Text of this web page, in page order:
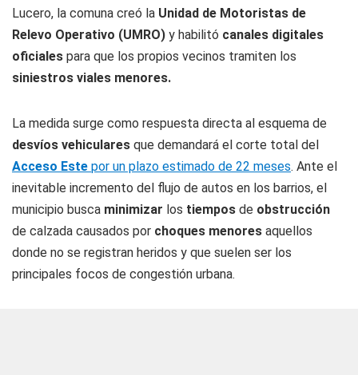
Lucero, la comuna creó la Unidad de Motoristas de
Relevo Operativo (UMRO) y habilitó canales digitales
oficiales para que los propios vecinos tramiten los
siniestros viales menores.
La medida surge como respuesta directa al esquema de
desvíos vehiculares que demandará el corte total del
Acceso Este por un plazo estimado de 22 meses. Ante el
inevitable incremento del flujo de autos en los barrios, el
municipio busca minimizar los tiempos de obstrucción
de calzada causados por choques menores aquellos
donde no se registran heridos y que suelen ser los
principales focos de congestión urbana.